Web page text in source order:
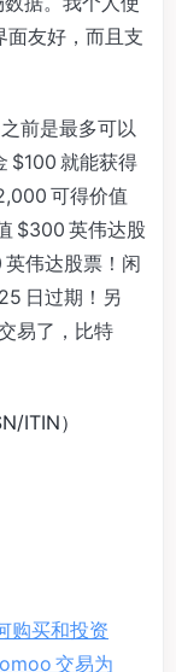
面友好，而且支
前是最多可以
$100 就能获得
可得价值
$300 英伟达股
伟达股票！闲
日过期！另
易了，比特
ITIN）
购买和投资
交易为